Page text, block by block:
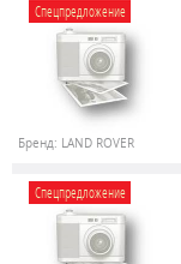
Спецпредложение
Бренд: LAND ROVER
Спецпредложение